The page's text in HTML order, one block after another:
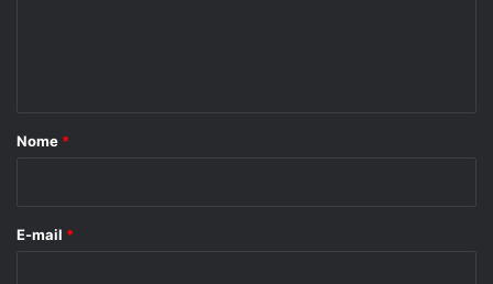
r
*
Nome *
E-mail *